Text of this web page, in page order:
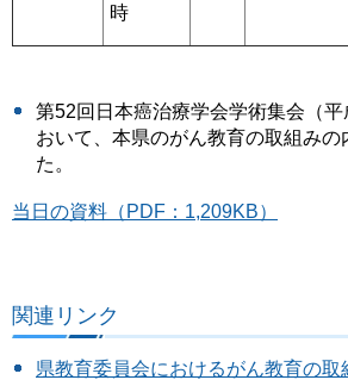
時
第52回日本癌治療学会学術集会（
おいて、本県のがん教育の取組みの
た。
当日の資料（PDF：1,209KB）
関連リンク
県教育委員会におけるがん教育の取